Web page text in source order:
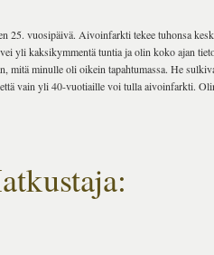
25. vuosipäivä. Aivoinfarkti tekee tuhonsa
yli kaksikymmentä tuntia ja olin koko ajan
mitä minulle oli oikein tapahtumassa. He
vain yli 40-vuotiaille voi tulla aivoinfarkti.